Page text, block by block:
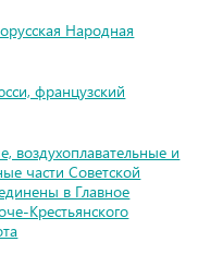
Народная
французский
воздухоплавательные и
части Советской
в Главное
Крестьянского